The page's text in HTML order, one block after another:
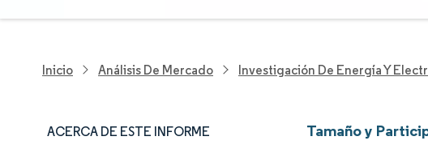
Inicio Análisis De Mercado Investigación De Energía Y
ACERCA DE ESTE INFORME Tamaño y